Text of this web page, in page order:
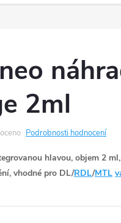
2ml
Podrobnosti hodnocení
hlavou, objem 2
vhodné pro DL/RDL/MTL